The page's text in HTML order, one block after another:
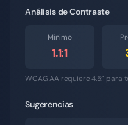
Análisis de Contraste
Mínimo
1.1:1
WCAG AA requiere 4.5:1 para
Sugerencias